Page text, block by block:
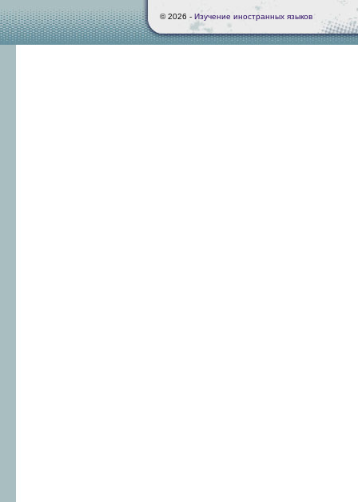
© 2026 - Изучение иностранных языков